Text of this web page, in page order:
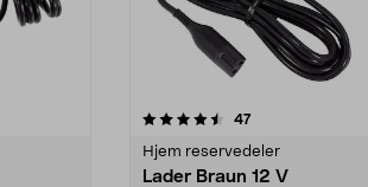
47anmeldelser
Hjem reservedeler
Lader Braun 12 V